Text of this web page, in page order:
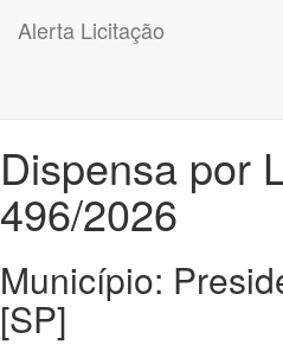
Alerta Licitação
Dispensa por
496/2026
Município:
[SP]